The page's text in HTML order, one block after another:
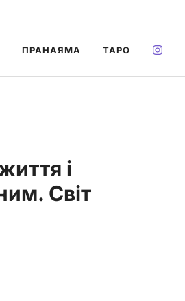
ПРАНАЯМА ТАРО
і
Світ